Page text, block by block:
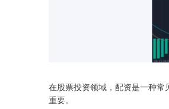
在股票投资领域，配资是一种
重要。